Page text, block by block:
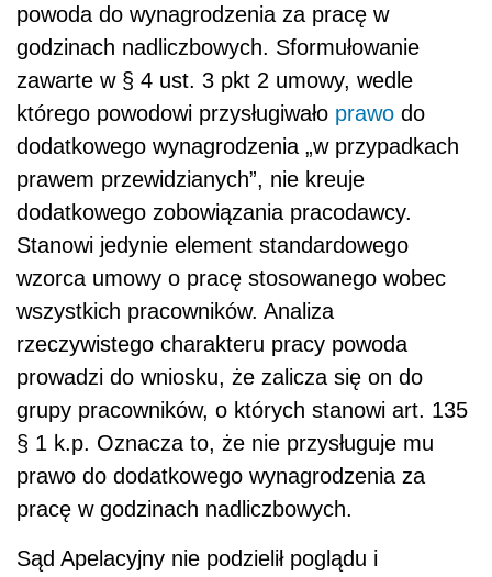
powoda do wynagrodzenia za pracę w
godzinach nadliczbowych. Sformułowanie
zawarte w § 4 ust. 3 pkt 2 umowy, wedle
którego powodowi przysługiwało prawo do
dodatkowego wynagrodzenia „w przypadkach
prawem przewidzianych”, nie kreuje
dodatkowego zobowiązania pracodawcy.
Stanowi jedynie element standardowego
wzorca umowy o pracę stosowanego wobec
wszystkich pracowników. Analiza
rzeczywistego charakteru pracy powoda
prowadzi do wniosku, że zalicza się on do
grupy pracowników, o których stanowi art. 135
§ 1 k.p. Oznacza to, że nie przysługuje mu
prawo do dodatkowego wynagrodzenia za
pracę w godzinach nadliczbowych.
Sąd Apelacyjny nie podzielił poglądu i